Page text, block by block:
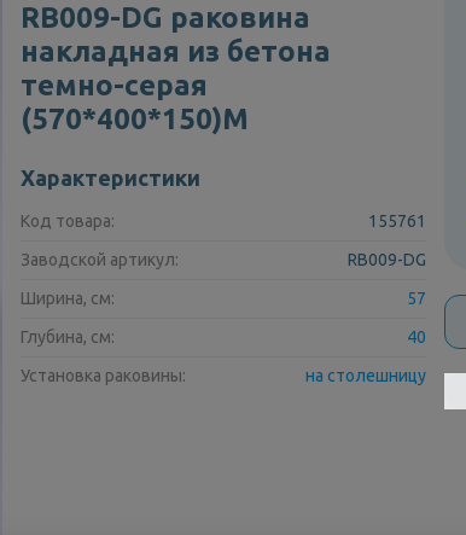
RB009-DG раковина
накладная из бетона
темно-серая
(570*400*150)M
Характеристики
Код товара:
155761
Заводской артикул:
RB009-DG
Ширина, см:
57
Глубина, см:
40
Установка раковины:
на столешницу